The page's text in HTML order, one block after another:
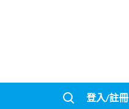
登入/註冊